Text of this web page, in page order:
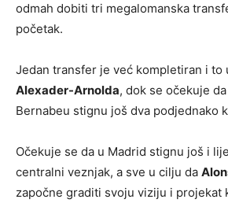
odmah dobiti tri megalomanska
početak.
Jedan transfer je već kompletiran i to
Alexader-Arnolda, dok se očekuje
Bernabeu stignu još dva podjednako
Očekuje se da u Madrid stignu još i
centralni veznjak, a sve u cilju da
započne graditi svoju viziju i projekat